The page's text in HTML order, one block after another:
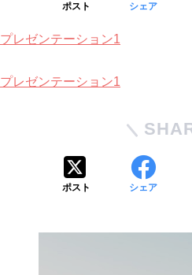
ポスト シェア
プレゼンテーション1
プレゼンテーション1
ポスト シェア